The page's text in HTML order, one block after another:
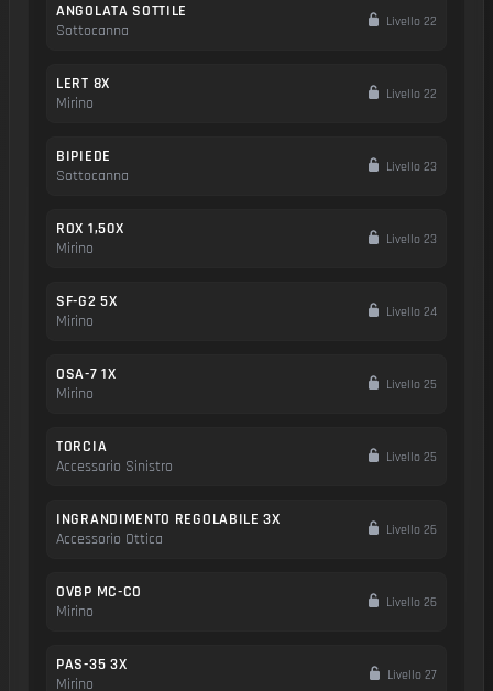
ANGOLATA SOTTILE
Sottocanna
Livello 22
LERT 8X
Mirino
Livello 22
BIPIEDE
Sottocanna
Livello 23
ROX 1,50X
Mirino
Livello 23
SF-G2 5X
Mirino
Livello 24
OSA-7 1X
Mirino
Livello 25
TORCIA
Accessorio Sinistro
Livello 25
INGRANDIMENTO REGOLABILE 3X
Accessorio Ottica
Livello 26
OVBP MC-CO
Mirino
Livello 26
PAS-35 3X
Mirino
Livello 27